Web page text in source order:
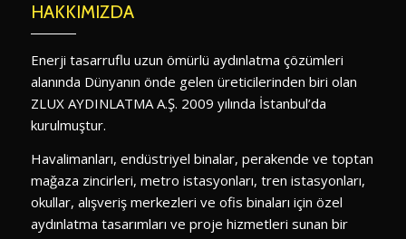
HAKKIMIZDA
Enerji tasarruflu uzun ömürlü aydınlatma çözümleri
alanında Dünyanın önde gelen üreticilerinden biri olan
ZLUX AYDINLATMA A.Ş. 2009 yılında İstanbul’da
kurulmuştur.
Havalimanları, endüstriyel binalar, perakende ve toptan
mağaza zincirleri, metro istasyonları, tren istasyonları,
okullar, alışveriş merkezleri ve ofis binaları için özel
aydınlatma tasarımları ve proje hizmetleri sunan bir